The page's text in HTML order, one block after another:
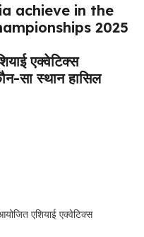
achieve in the
2025
एक्वेटिक्स
सा स्थान हासिल
एशियाई एक्वेटिक्स